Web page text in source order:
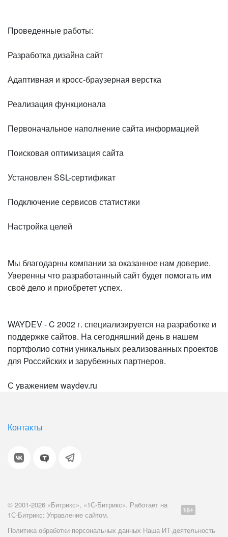
Проведенные работы:
Разработка дизайна сайт
Адаптивная и кросс-браузерная верстка
Реализация функционала
Первоначальное наполнение сайта информацией
Поисковая оптимизация сайта
Установлен SSL-сертификат
Подключение сервисов статистики
Настройка целей
Мы благодарны компании за оказанное нам доверие.
Уверенны что разработанный сайт будет помогать им
своё дело и приобретет успех.
WAYDEV - C 2002 г. специализируется на разработке и
поддержке сайтов. На сегодняшний день в нашем
портфолио сотни уникальных реализованных проектов
для Российских и зарубежных партнеров.
С уважением waydev.ru
Контакты
© 2001-2026 «Битрикс», «1С-Битрикс». Работает на
1С-Битрикс: Управление сайтом.
Политика обработки персональных данных Наша ИТ-деятельность